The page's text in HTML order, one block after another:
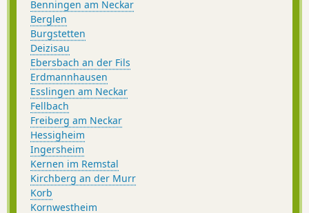
Benningen am Neckar
Berglen
Burgstetten
Deizisau
Ebersbach an der Fils
Erdmannhausen
Esslingen am Neckar
Fellbach
Freiberg am Neckar
Hessigheim
Ingersheim
Kernen im Remstal
Kirchberg an der Murr
Korb
Kornwestheim